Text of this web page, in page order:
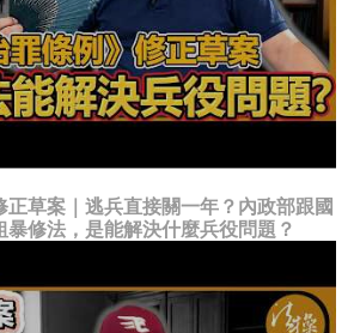
正草案｜逃兵直接關一年？內政部跟國
暴修法，是能解決什麼兵役問題？